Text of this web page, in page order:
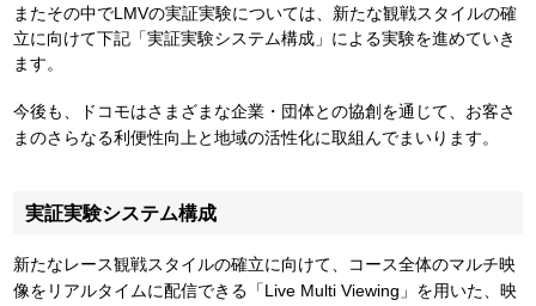
またその中でLMVの実証実験については、新たな観戦スタイルの確
立に向けて下記「実証実験システム構成」による実験を進めていき
ます。
今後も、ドコモはさまざまな企業・団体との協創を通じて、お客さ
まのさらなる利便性向上と地域の活性化に取組んでまいります。
実証実験システム構成
新たなレース観戦スタイルの確立に向けて、コース全体のマルチ映
像をリアルタイムに配信できる「Live Multi Viewing」を用いた、映